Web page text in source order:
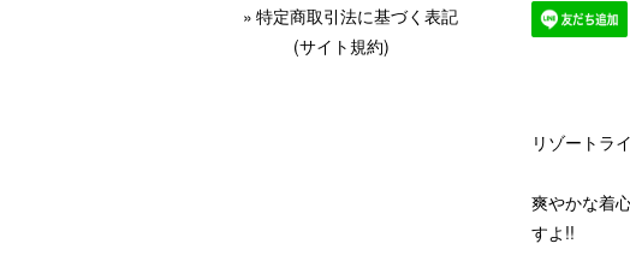
リゾートラ
爽やかな着
すよ!!
特定商取引法に基づく表記
(サイト規約)